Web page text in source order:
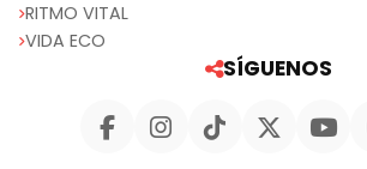
RITMO VITAL
VIDA ECO
SÍGUENOS